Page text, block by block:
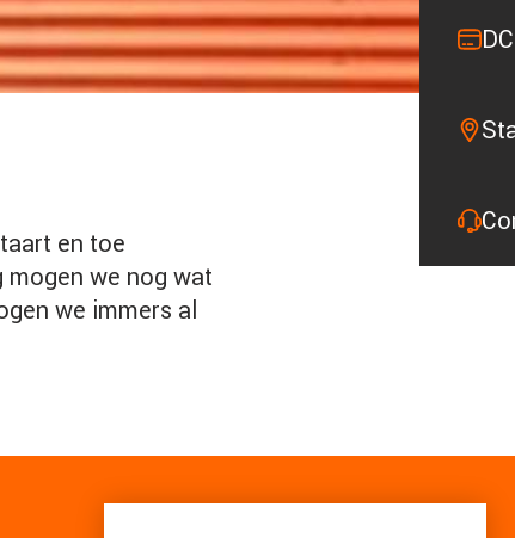
en toe
we nog wat
we immers al